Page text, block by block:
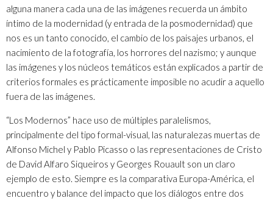
alguna manera cada una de las imágenes recuerda un ámbito
íntimo de la modernidad (y entrada de la posmodernidad) que
nos es un tanto conocido, el cambio de los paisajes urbanos, el
nacimiento de la fotografía, los horrores del nazismo; y aunque
las imágenes y los núcleos temáticos están explicados a partir de
criterios formales es prácticamente imposible no acudir a aquello
fuera de las imágenes.
“Los Modernos” hace uso de múltiples paralelismos,
principalmente del tipo formal-visual, las naturalezas muertas de
Alfonso Michel y Pablo Picasso o las representaciones de Cristo
de David Alfaro Siqueiros y Georges Rouault son un claro
ejemplo de esto. Siempre es la comparativa Europa-América, el
encuentro y balance del impacto que los diálogos entre dos